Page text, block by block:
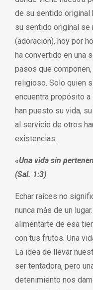
de su sentido original
su sentido original se
(adoración), hoy por
ha convertido en una
pasos que
religioso. Solo quien
encuentra propósito
han puesto su vida,
al servicio de otros
existencias.
«Una vida sin
(Sal. 1:3)
Echar raíces no
nunca más de un
alimentarte de esa
con tus frutos. Una
La idea de llevar
ser tentadora, pero
detenimiento nos